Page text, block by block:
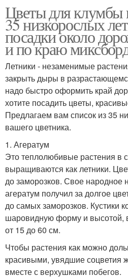
Цветы для клумбы
35 низкорослых
посадки около
и по краю
Летники - незаменимые
закрыть дыры в
надо быстро оформить край
хотите посадить цветы,
Предлагаем вам список из 35
вашего цветника.
1. Агератум
Это теплолюбивые растения в
выращиваются как летники.
до заморозков. Свое народное
агератум получил за долгое
до самых заморозков. Кустики
шаровидную форму и высотой,
от 15 до 60 см.
Чтобы растения как можно
красивыми, увядшие соцветия
вместе с верхушками побегов.